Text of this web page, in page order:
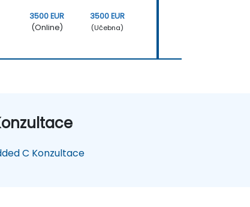
3500 EUR
(Online)
3500 EUR
(Učebna)
C Konzultace